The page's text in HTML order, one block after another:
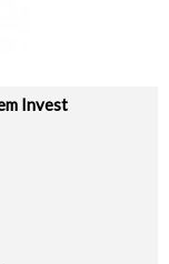
Invest